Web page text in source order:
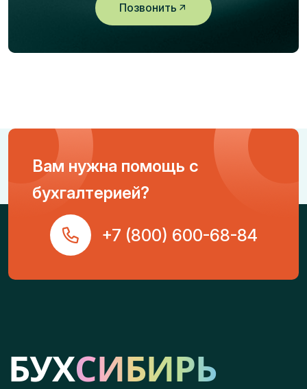
Позвонить
Вам нужна помощь с
бухгалтерией?
+7 (800) 600-68-84